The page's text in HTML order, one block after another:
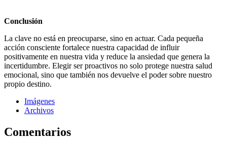
Conclusión
La clave no está en preocuparse, sino en actuar. Cada pequeña
acción consciente fortalece nuestra capacidad de influir
positivamente en nuestra vida y reduce la ansiedad que genera la
incertidumbre. Elegir ser proactivos no solo protege nuestra salud
emocional, sino que también nos devuelve el poder sobre nuestro
propio destino.
Imágenes
Archivos
Comentarios